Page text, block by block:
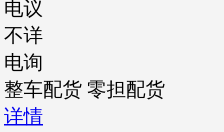
电议
不详
电询
整车配货 零担配货
详情